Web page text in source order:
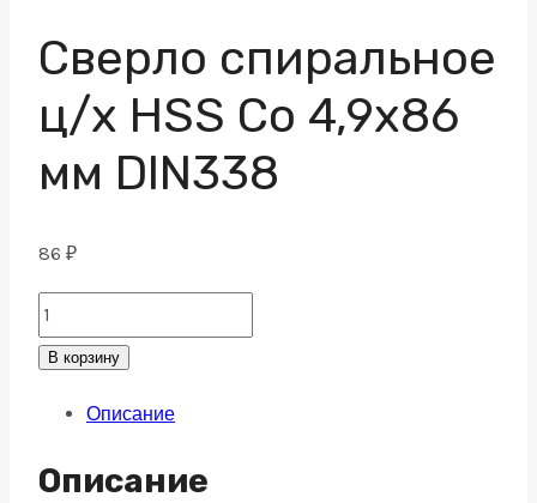
Сверло спиральное
ц/х HSS Co 4,9х86
мм DIN338
86 ₽
Сверло
спиральное
В корзину
Описание
Описание